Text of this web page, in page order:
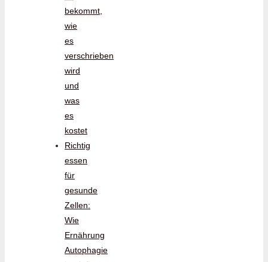
bekommt,
wie
es
verschrieben
wird
und
was
es
kostet
Richtig
essen
für
gesunde
Zellen:
Wie
Ernährung
Autophagie